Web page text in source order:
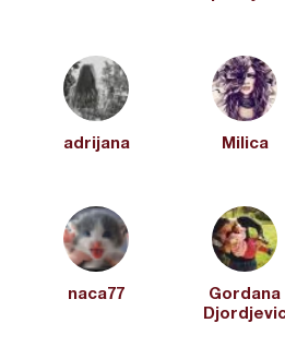
adrijana Milica
naca77
Gordana